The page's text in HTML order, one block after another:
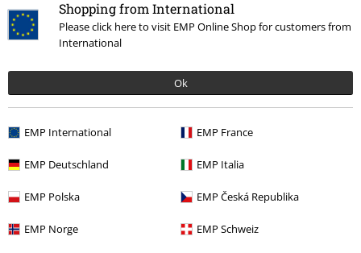
Shopping from International
Please click here to visit EMP Online Shop for customers from
International
Ok
EMP International EMP France
EMP Deutschland EMP Italia
EMP Polska EMP Česká Republika
EMP Norge EMP Schweiz
Promos % Médias CDs
Les Styles Rock
Unantastbar
E-Mail Newsletter
abonnant maintenant !
Plus d'informations